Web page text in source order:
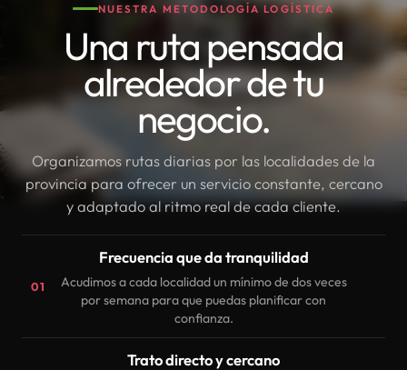
NUESTRA METODOLOGÍA LOGÍSTICA
Una ruta pensada
alrededor de tu
negocio.
Organizamos rutas diarias por las localidades de la
provincia para ofrecer un servicio constante, cercano
y adaptado al ritmo real de cada cliente.
01
Frecuencia que da tranquilidad
Acudimos a cada localidad un mínimo de dos veces
por semana para que puedas planificar con
confianza.
Trato directo y cercano